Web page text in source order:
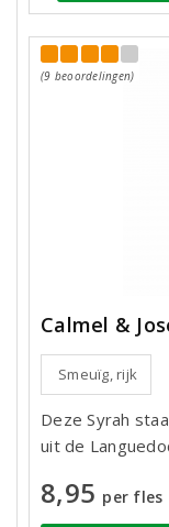
(9 beoordelingen)
Calmel &
Smeuïg, rijk
Deze Syrah
uit de
8,95 per fles